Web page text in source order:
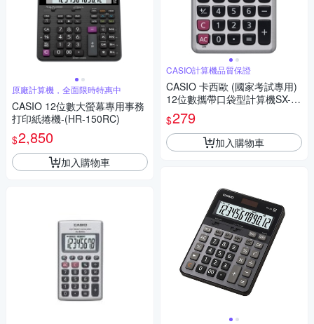
原廠計算機，全面限時特惠中
CASIO 12位數大螢幕專用事務
打印紙捲機-(HR-150RC)
$2,850
加入購物車
CASIO計算機品質保證
CASIO 卡西歐 (國家考試專用)
12位數攜帶口袋型計算機SX-32
0P
$279
加入購物車